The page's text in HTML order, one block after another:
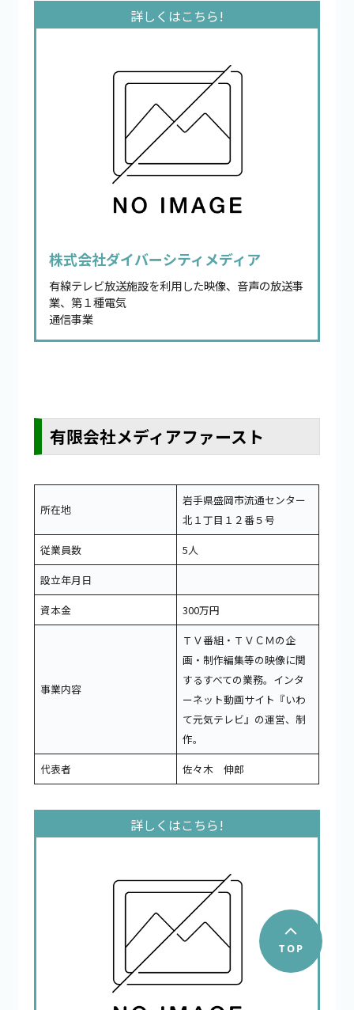
株式会社ダイバーシティメディア
有線テレビ放送施設を利用した映像、音声の放送事
業、第１種電気
通信事業
有限会社メディアファースト
所在地
岩手県盛岡市流通センター
北１丁目１２番５号
従業員数
5人
設立年月日
資本金
300万円
事業内容
ＴＶ番組・ＴＶＣＭの企
画・制作編集等の映像に関
するすべての業務。インタ
ーネット動画サイト『いわ
て元気テレビ』の運営、制
作。
代表者
佐々木 伸郎